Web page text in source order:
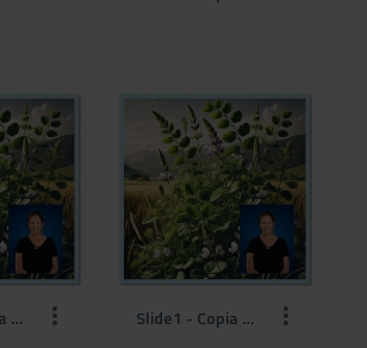
Slide1 - Copia (18).jpg Slide1 - Copia (19).jpg